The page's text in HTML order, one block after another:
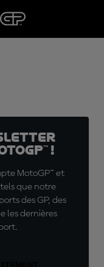
!
MotoGP™ et
que notre
des GP, des
les dernières